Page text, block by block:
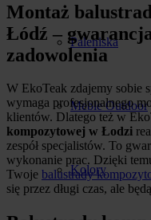
Paleniska
Meble Outdoor
Kolory
Montaż
Łódź –
zadowolenia
W EkoTeak zdajemy sobie
wymaga profesjonalnego
klientów. Dlatego też w
kompozytowej w Łodzi
zespół specjalistów. To
wykonanie prac. Dzięki
Twoje balustrady
się przez długi czas, ale